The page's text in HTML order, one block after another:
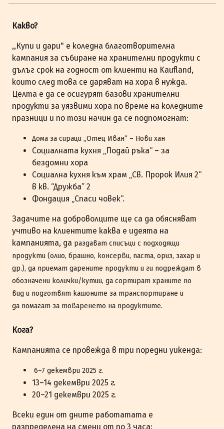
Какво?
,,Купи и дари" е коледна благотворителна
кампания за събиране на хранителни продукти с
дълъг срок на годност от клиенти на Kaufland,
които след това се даряват на хора в нужда.
Целта е да се осигурят базови хранителни
продукти за уязвими хора по време на коледните
празници и по този начин да се подпомогнат:
Дома за сираци „Отец Иван“ – Нови хан
Социалната кухня „Подай ръка“ – за
бездомни хора
Социална кухня към храм „Св. Пророк Илия 2“
в кв. “Дружба” 2
Фондация „Спаси човек“.
Задачите на доброволците ще са да обясняват
учтиво на клиентите каква е идеята на
кампанията, да раздават списъци с подходящи
продукти (олио, брашно, консерви, паста, ориз, захар и
др.), да приемат дарените продукти и ги подреждат в
обозначени колички/кутии, да сортират храните по
вид и подготвят кашоните за транспортиране и
да помагат за товаренето на продуктите.
Кога?
Кампанията се провежда в три поредни уикенда:
6–7 декември 2025 г.
13–14 декември 2025 г.
20–21 декември 2025 г.
Всеки един от дните работатата е
разпределена на смени от по 3 часа: